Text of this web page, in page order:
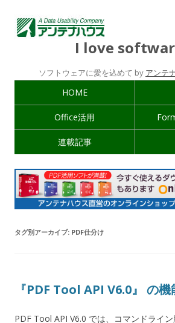
I love
ソフトウェアに愛を込めて by アンテ
HOME
Office活用
連載記事
タグ別アーカイブ: PDF仕分け
『PDF Tool API V6.0』 の
PDF Tool API V6.0 では、コマンドライ